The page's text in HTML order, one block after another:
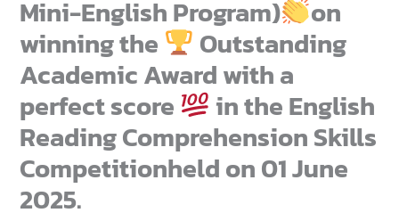
Mini-English Program​) on
winning the Outstanding
Academic Award with a
perfect score in the English
Reading Comprehension Skills
Competitionheld on 01 June
2025.